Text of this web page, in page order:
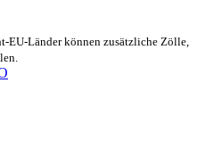
EU-Länder können zusätzliche Zölle,